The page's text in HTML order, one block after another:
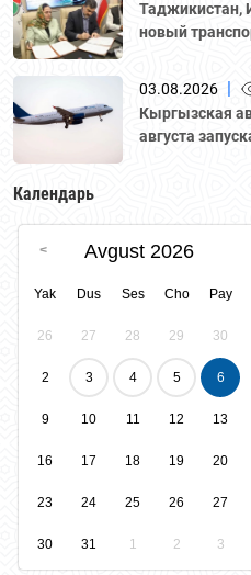
Таджикистан,
новый
03.08.2026 |
Кыргызская
августа
Календарь
Avgust 2026
Yak Dus Ses Cho Pay
26 27 28 29 30
2 3 4 5 6
9 10 11 12 13
16 17 18 19 20
23 24 25 26 27
30 31 1 2 3